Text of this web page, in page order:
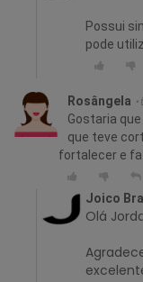
Possui
pode
Rosângela •
Gostaria
que teve
fortalecer e
Joico
Olá